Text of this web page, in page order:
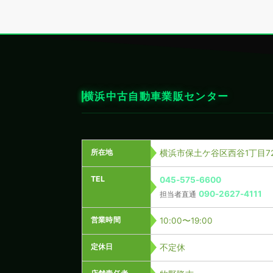
横浜中古自動車業販センター
所在地 横浜市保土ケ谷区西谷1丁目
TEL 045-575-6600
担当者直通 090-2627-4111
営業時間 10:00〜19:00
定休日 不定休